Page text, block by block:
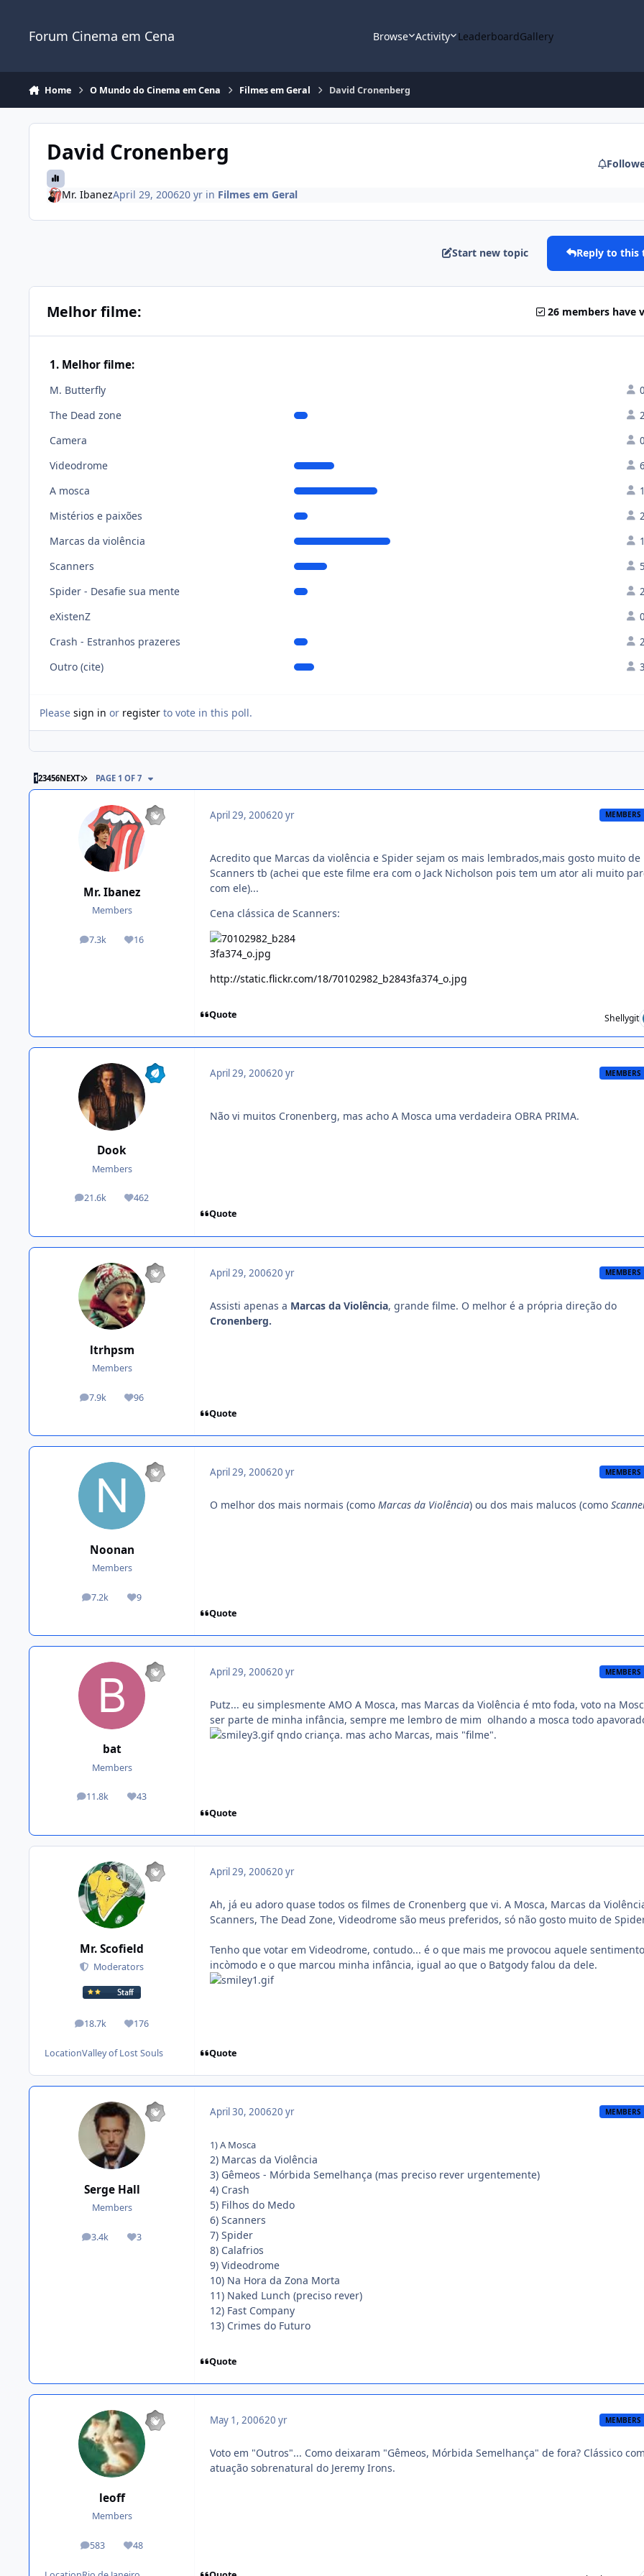
Forum Cinema em Cena Browse Activity LeaderboardGallery
Home O Mundo do Cinema em Cena Filmes em Geral David Cronenberg
David Cronenberg
Mr. IbanezApril 29, 200620 yrin Filmes em Geral
Start new topic Reply to this
Melhor filme: 26 members have
1. Melhor filme:
M. Butterfly 0
The Dead zone 2
Camera 0
Videodrome 6
A mosca
Mistérios e paixões 2
Marcas da violência
Scanners 5
Spider - Desafie sua mente 2
eXistenZ 0
Crash - Estranhos prazeres 2
Outro (cite) 3
Please sign in or register to vote in this poll.
123456NEXT PAGE 1 OF 7
Mr. Ibanez
Members
7.3k
posts 16
Reputation
April 29, 200620 yr MEMBERS
Acredito que Marcas da violência e Spider sejam os mais lembrados,mais gosto muito de
Scanners tb (achei que este filme era com o Jack Nicholson pois tem um ator ali muito
com ele)...
Cena clássica de Scanners:
http://static.flickr.com/18/70102982_b2843fa374_o.jpg
Quote Shellygit
Dook
Members
21.6k
posts 462
Reputation
April 29, 200620 yr MEMBERS
Não vi muitos Cronenberg, mas acho A Mosca uma verdadeira OBRA PRIMA.
Quote
ltrhpsm
Members
7.9k
posts 96
Reputation
April 29, 200620 yr MEMBERS
Assisti apenas a Marcas da Violência, grande filme. O melhor é a própria direção do
Cronenberg.
Quote
Noonan
Members
7.2k
posts 9
Reputation
April 29, 200620 yr MEMBERS
O melhor dos mais normais (como Marcas da Violência) ou dos mais malucos (como
Quote
bat
Members
11.8k
posts 43
Reputation
April 29, 200620 yr MEMBERS
Putz... eu simplesmente AMO A Mosca, mas Marcas da Violência é mto foda, voto na
ser parte de minha infância, sempre me lembro de mim olhando a mosca todo
qndo criança. mas acho Marcas, mais "filme".
Quote
Mr. Scofield
Moderators
18.7k
posts 176
Reputation
LocationValley of Lost Souls
April 29, 200620 yr
Ah, já eu adoro quase todos os filmes de Cronenberg que vi. A Mosca, Marcas da
Scanners, The Dead Zone, Videodrome são meus preferidos, só não gosto muito de
Tenho que votar em Videodrome, contudo... é o que mais me provocou aquele
incòmodo e o que marcou minha infância, igual ao que o Batgody falou da dele.
Quote
Serge Hall
Members
3.4k
posts 3
Reputation
April 30, 200620 yr MEMBERS
1) A Mosca
2) Marcas da Violência
3) Gêmeos - Mórbida Semelhança (mas preciso rever urgentemente)
4) Crash
5) Filhos do Medo
6) Scanners
7) Spider
8) Calafrios
9) Videodrome
10) Na Hora da Zona Morta
11) Naked Lunch (preciso rever)
12) Fast Company
13) Crimes do Futuro
Quote
leoff
Members
583
posts 48
Reputation
May 1, 200620 yr MEMBERS
Voto em "Outros"... Como deixaram "Gêmeos, Mórbida Semelhança" de fora? Clássico com
atuação sobrenatural do Jeremy Irons.